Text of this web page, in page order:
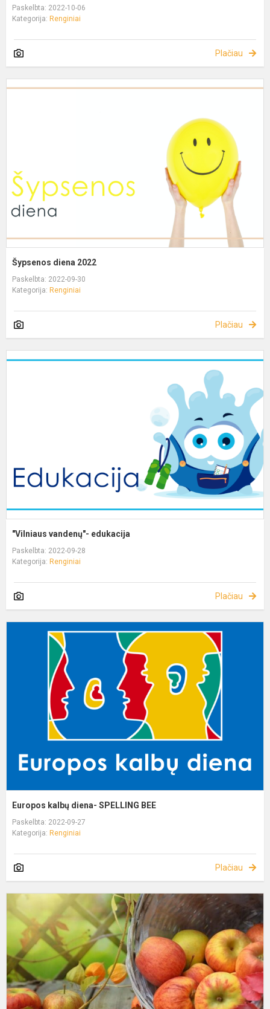
Paskelbta: 2022-10-06
Kategorija: Renginiai
Plačiau
Šypsenos diena 2022
Paskelbta: 2022-09-30
Kategorija: Renginiai
Plačiau
"Vilniaus vandenų"- edukacija
Paskelbta: 2022-09-28
Kategorija: Renginiai
Plačiau
Europos kalbų diena- SPELLING BEE
Paskelbta: 2022-09-27
Kategorija: Renginiai
Plačiau